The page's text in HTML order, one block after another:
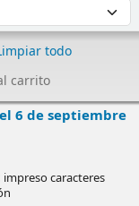
todo
carrito
6 de septiembre
impreso caracteres